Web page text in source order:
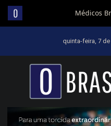
quinta-feira, 7
Um diário de notícias